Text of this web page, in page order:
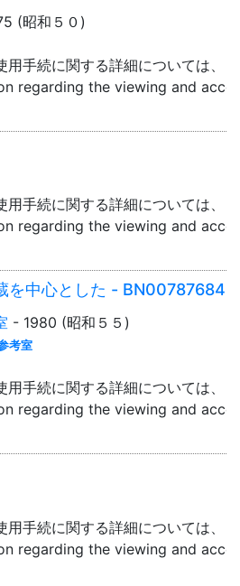
(昭和５０)
手続に関する詳細については、「
regarding the viewing and
手続に関する詳細については、「
regarding the viewing and
を中心とした - BN00787684
- 1980 (昭和５５)
考室
手続に関する詳細については、「
regarding the viewing and
手続に関する詳細については、「
regarding the viewing and